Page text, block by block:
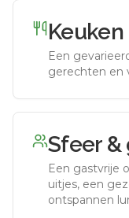
Een
gerechten en
Sfeer
Een gastvrije
uitjes, een
ontspannen